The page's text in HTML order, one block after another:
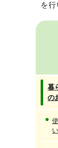
を
暮
の